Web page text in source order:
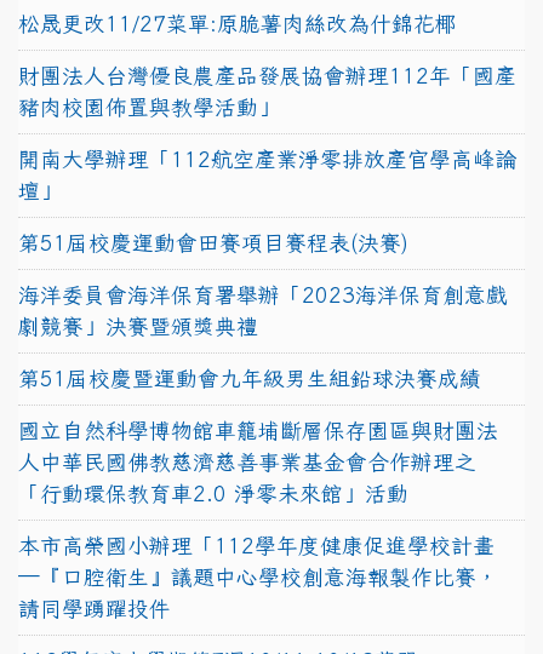
松晟更改11/27菜單:原脆薯肉絲改為什錦花椰
財團法人台灣優良農產品發展協會辦理112年「國產
豬肉校園佈置與教學活動」
開南大學辦理「112航空產業淨零排放產官學高峰論
壇」
第51屆校慶運動會田賽項目賽程表(決賽)
海洋委員會海洋保育署舉辦「2023海洋保育創意戲
劇競賽」決賽暨頒獎典禮
第51屆校慶暨運動會九年級男生組鉛球決賽成績
國立自然科學博物館車籠埔斷層保存園區與財團法
人中華民國佛教慈濟慈善事業基金會合作辦理之
「行動環保教育車2.0 淨零未來館」活動
本市高榮國小辦理「112學年度健康促進學校計畫
─『口腔衛生』議題中心學校創意海報製作比賽，
請同學踴躍投件